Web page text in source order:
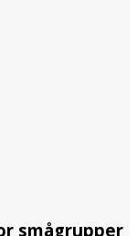
smågrupper